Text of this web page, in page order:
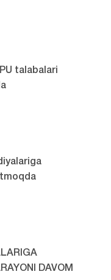
talabalari
DAVOM